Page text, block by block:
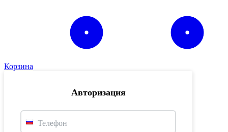
Корзина
Авторизация
Телефон